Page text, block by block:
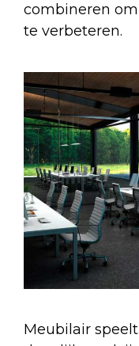
combineren
te verbeteren.
Meubilair